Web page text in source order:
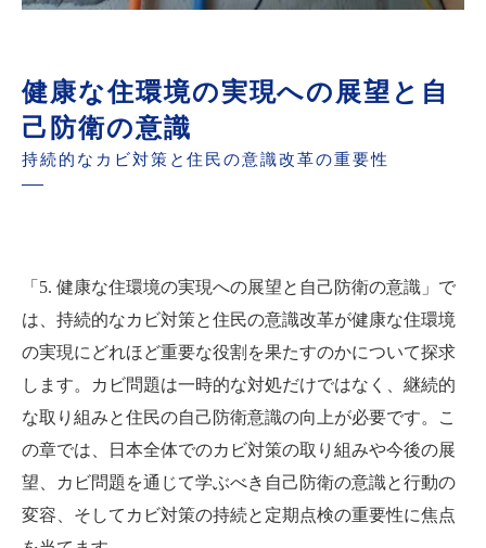
健康な住環境の実現への展望と自
己防衛の意識
持続的なカビ対策と住民の意識改革の重要性
「5. 健康な住環境の実現への展望と自己防衛の意識」で
は、持続的なカビ対策と住民の意識改革が健康な住環境
の実現にどれほど重要な役割を果たすのかについて探求
します。カビ問題は一時的な対処だけではなく、継続的
な取り組みと住民の自己防衛意識の向上が必要です。こ
の章では、日本全体でのカビ対策の取り組みや今後の展
望、カビ問題を通じて学ぶべき自己防衛の意識と行動の
変容、そしてカビ対策の持続と定期点検の重要性に焦点